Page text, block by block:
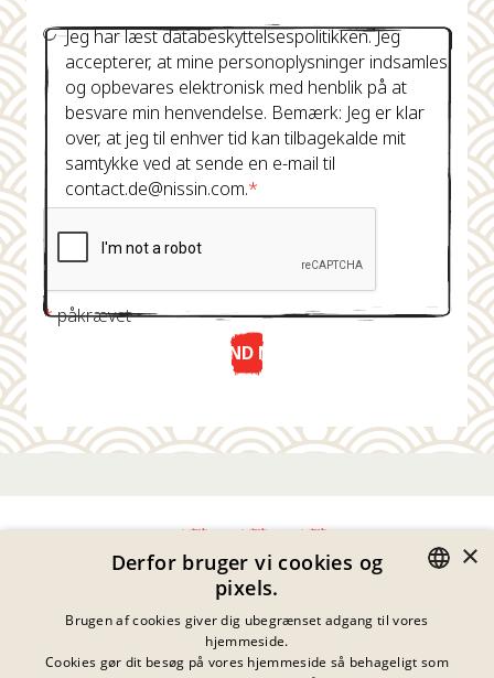
Jeg har læst databeskyttelsespolitikken. Jeg
accepterer, at mine personoplysninger indsamles
og opbevares elektronisk med henblik på at
besvare min henvendelse. Bemærk: Jeg er klar
over, at jeg til enhver tid kan tilbagekalde mit
samtykke ved at sende en e-mail til
contact.de@nissin.com.*
*påkrævet
SEND NU
Fortrolighedserklæring
Impressum
Juridiske Meddelelser
GERMAN
×
Derfor bruger vi cookies og
pixels.
Brugen af cookies giver dig ubegrænset adgang til vores
hjemmeside.
Cookies gør dit besøg på vores hjemmeside så behageligt som